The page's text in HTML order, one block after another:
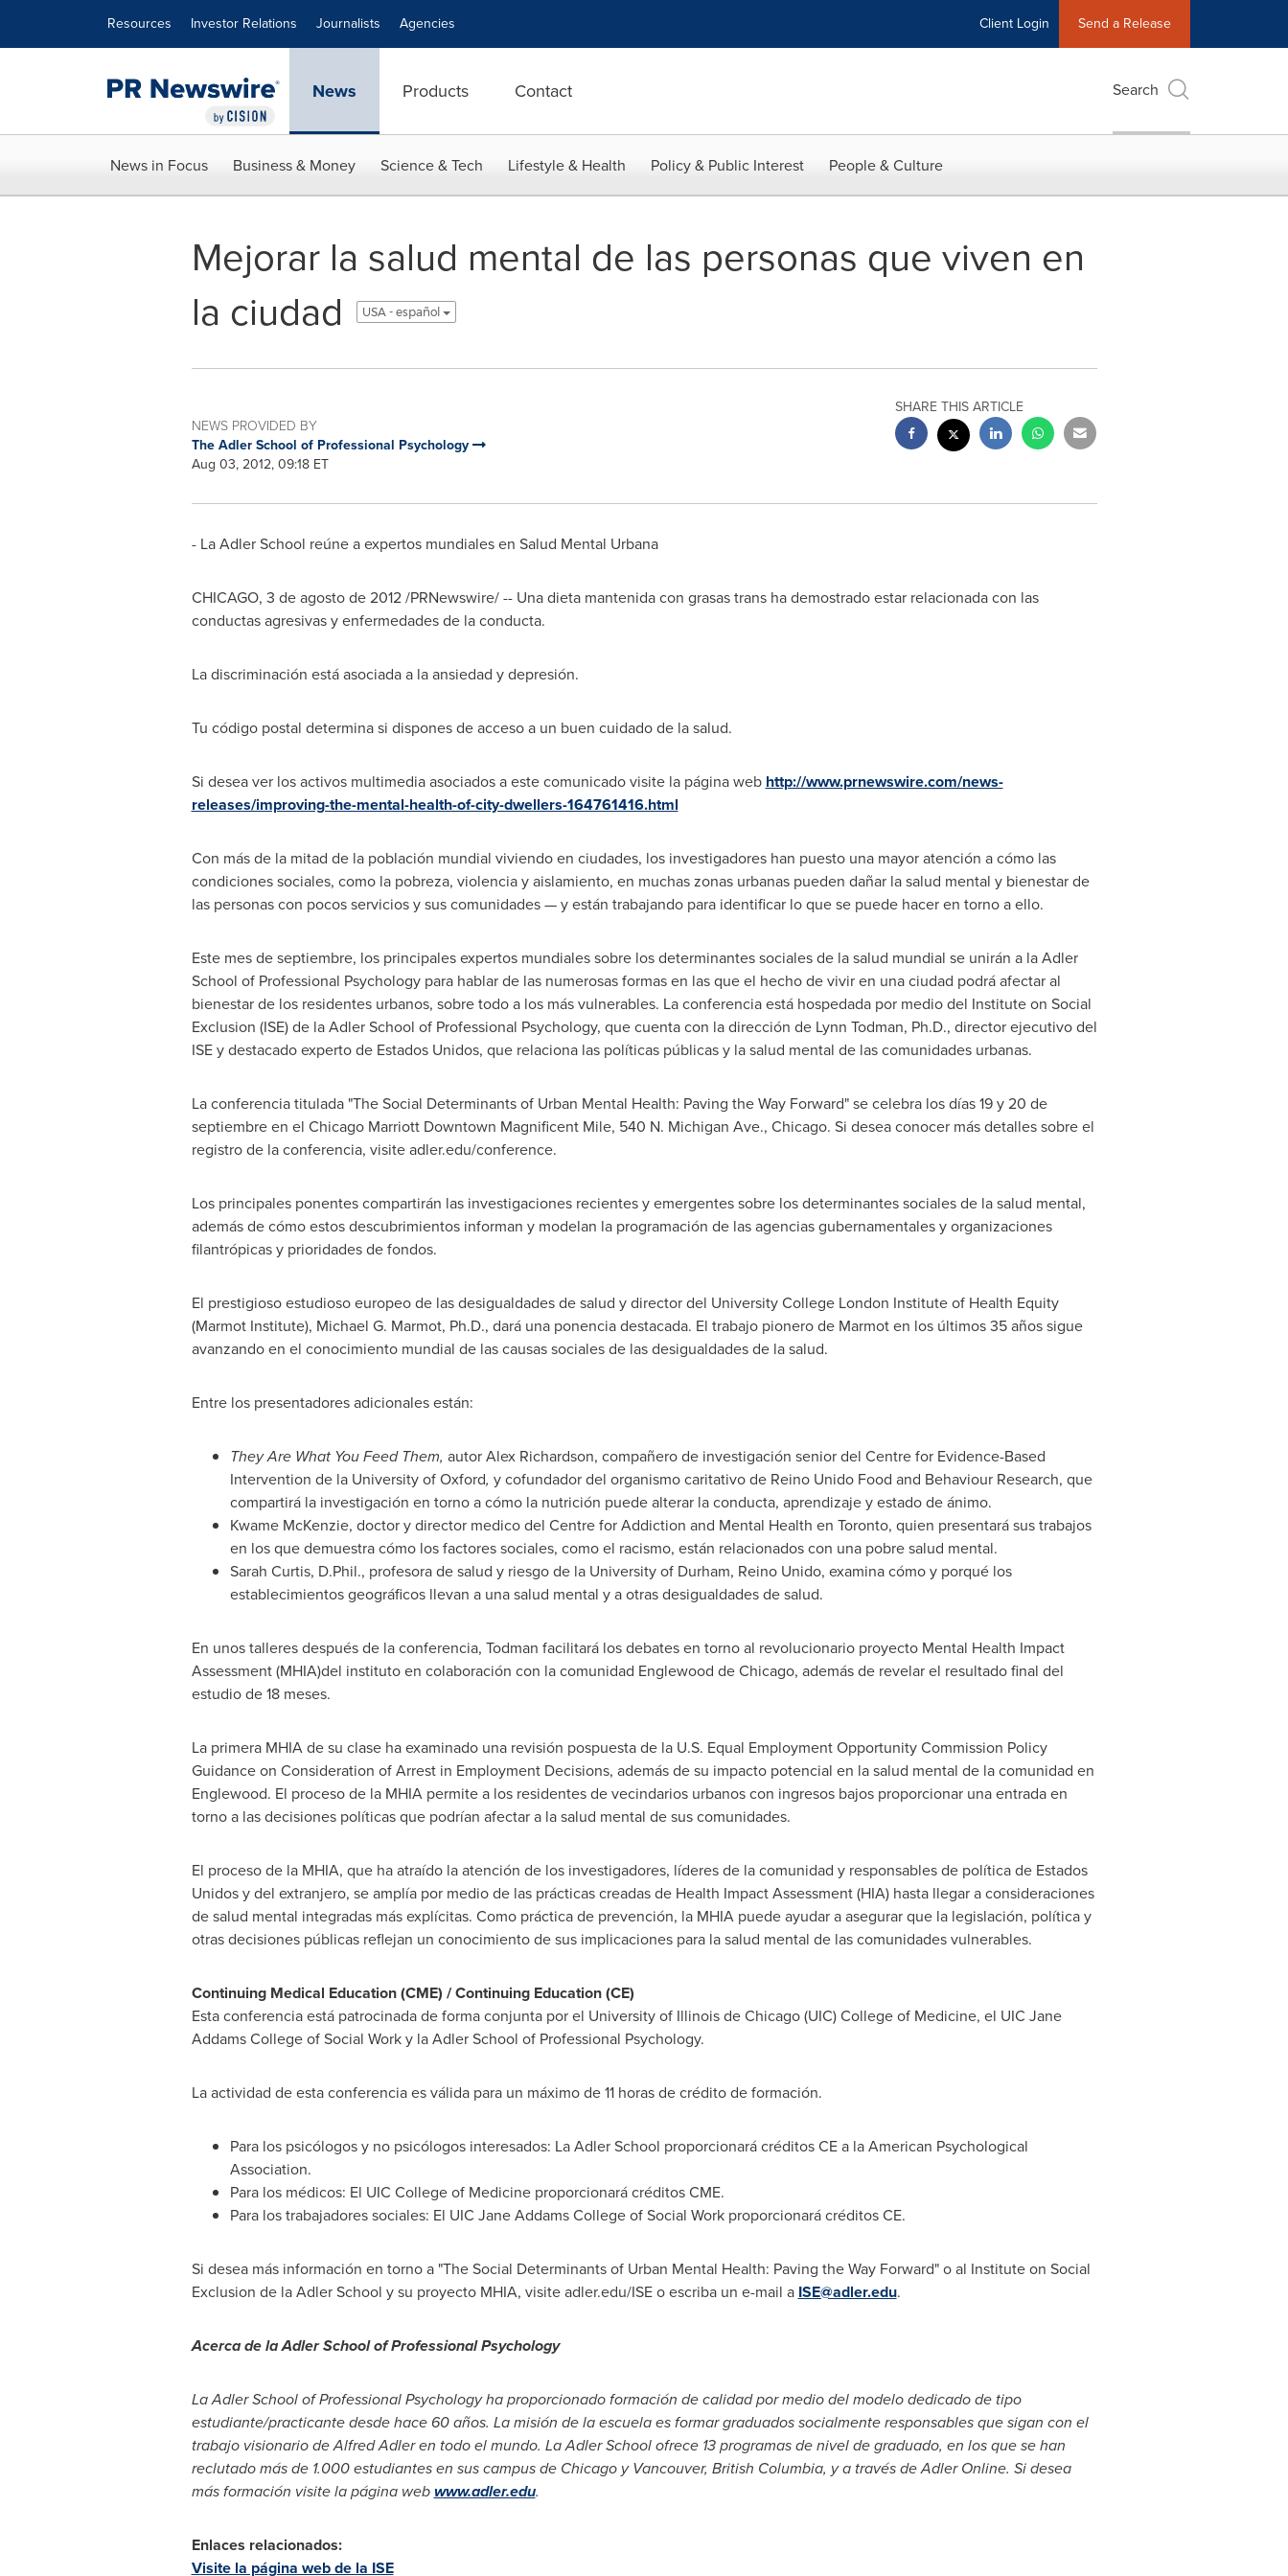
Resources Investor Relations Journalists Agencies Client Login Send a Release
News Products Contact Search
News in Focus Business & Money Science & Tech Lifestyle & Health Policy & Public Interest People & Culture
Mejorar la salud mental de las personas que viven en
la ciudad
USA - español
NEWS PROVIDED BY
The Adler School of Professional Psychology
Aug 03, 2012, 09:18 ET
SHARE THIS ARTICLE
- La Adler School reúne a expertos mundiales en Salud Mental Urbana
CHICAGO, 3 de agosto de 2012 /PRNewswire/ -- Una dieta mantenida con grasas trans ha demostrado estar relacionada con las
conductas agresivas y enfermedades de la conducta.
La discriminación está asociada a la ansiedad y depresión.
Tu código postal determina si dispones de acceso a un buen cuidado de la salud.
Si desea ver los activos multimedia asociados a este comunicado visite la página web http://www.prnewswire.com/news-
releases/improving-the-mental-health-of-city-dwellers-164761416.html
Con más de la mitad de la población mundial viviendo en ciudades, los investigadores han puesto una mayor atención a cómo las
condiciones sociales, como la pobreza, violencia y aislamiento, en muchas zonas urbanas pueden dañar la salud mental y bienestar de
las personas con pocos servicios y sus comunidades — y están trabajando para identificar lo que se puede hacer en torno a ello.
Este mes de septiembre, los principales expertos mundiales sobre los determinantes sociales de la salud mundial se unirán a laAdler
School of Professional Psychology para hablar de las numerosas formas en las que el hecho de vivir en una ciudad podrá afectar al
bienestar de los residentes urbanos, sobre todo a los más vulnerables. La conferencia está hospedada por medio del Institute on Social
Exclusion (ISE) de laAdler School of Professional Psychology, que cuenta con la dirección de Lynn Todman, Ph.D., director ejecutivodel
ISEy destacado experto de Estados Unidos, que relaciona las políticas públicas y la salud mental de las comunidades urbanas.
La conferencia titulada "The Social Determinants of Urban Mental Health: Paving the Way Forward" se celebra los días 19 y 20 de
septiembre en el Chicago Marriott Downtown Magnificent Mile, 540 N. Michigan Ave., Chicago. Si desea conocer más detalles sobre el
registro de la conferencia, visite adler.edu/conference.
Los principales ponentes compartirán las investigaciones recientes y emergentes sobre los determinantes sociales de la salud mental,
además de cómo estos descubrimientos informan y modelan la programación de las agencias gubernamentales y organizaciones
filantrópicas y prioridades de fondos.
El prestigioso estudioso europeo de las desigualdades de salud y director del University College London Institute of Health Equity
(Marmot Institute), Michael G. Marmot, Ph.D., dará una ponencia destacada. El trabajo pionero de Marmot en los últimos 35 años sigue
avanzando en el conocimiento mundial de las causas sociales de las desigualdades de la salud.
Entre los presentadores adicionales están:
They Are What You Feed Them, autorAlex Richardson, compañero de investigación senior del Centre for Evidence-Based
Intervention de la University of Oxford, y cofundador del organismo caritativo de Reino Unido Food and Behaviour Research, que
compartirá la investigación en torno a cómo la nutrición puede alterar la conducta, aprendizaje y estado de ánimo.
Kwame McKenzie, doctor y director medico del Centre for Addiction and Mental Health en Toronto, quien presentará sus trabajos
en los que demuestra cómo los factores sociales, como el racismo, están relacionados con una pobre salud mental.
Sarah Curtis, D.Phil., profesora de salud y riesgo de la University of Durham, Reino Unido, examina cómo y porqué los
establecimientos geográficos llevan a una salud mental y a otras desigualdades de salud.
En unos talleres después de la conferencia, Todman facilitará los debates en torno al revolucionario proyecto Mental Health Impact
Assessment (MHIA)del instituto en colaboración con la comunidad Englewood deChicago, además de revelar el resultado final del
estudio de 18 meses.
La primera MHIA de su clase ha examinado una revisión pospuesta de la U.S. Equal Employment Opportunity Commission Policy
Guidance on Consideration of Arrest in Employment Decisions, además de su impacto potencial en la salud mental de la comunidad en
Englewood. El proceso de la MHIA permite a los residentes de vecindarios urbanos con ingresos bajos proporcionar una entrada en
torno a las decisiones políticas que podrían afectar a la salud mental de sus comunidades.
El proceso de la MHIA, que ha atraído la atención de los investigadores, líderes de la comunidad y responsables de política de Estados
Unidos y del extranjero, se amplía por medio de las prácticas creadas de Health Impact Assessment (HIA) hasta llegar a consideraciones
de salud mental integradas más explícitas. Como práctica de prevención, la MHIA puede ayudar a asegurar que la legislación, política y
otras decisiones públicas reflejan un conocimiento de sus implicaciones para la salud mental de las comunidades vulnerables.
Continuing Medical Education (CME) / Continuing Education (CE)
Esta conferencia está patrocinada de forma conjunta por el University of IllinoisdeChicago(UIC) College of Medicine, el UIC Jane
Addams College of Social Work y laAdler School of Professional Psychology.
La actividad de esta conferencia es válida para un máximo de 11 horas de crédito de formación.
Para los psicólogos y no psicólogos interesados: La Adler School proporcionará créditos CE a la American Psychological
Association.
Para los médicos: El UIC College of Medicine proporcionará créditos CME.
Para los trabajadores sociales: El UIC Jane Addams College of Social Work proporcionará créditos CE.
Si desea más información en torno a "The Social Determinants of Urban Mental Health: Paving the Way Forward" o al Institute on Social
Exclusion de laAdler School y su proyecto MHIA, visite adler.edu/ISE o escriba un e-mail a ISE@adler.edu.
Acerca delaAdler Schoolof Professional Psychology
LaAdler Schoolof Professional Psychology ha proporcionado formación de calidad por medio del modelo dedicado de tipo
estudiante/practicante desde hace 60 años. La misión de la escuela es formar graduados socialmente responsables que sigan con el
trabajo visionario deAlfred Adleren todo el mundo. LaAdler Schoolofrece 13 programas de nivel de graduado, en los que se han
reclutado más de 1.000 estudiantes en sus campus de Chicagoy Vancouver, British Columbia, y a través deAdler Online. Si desea
más formación visite la página webwww.adler.edu.
Enlaces relacionados:
Visite la página web de la ISE